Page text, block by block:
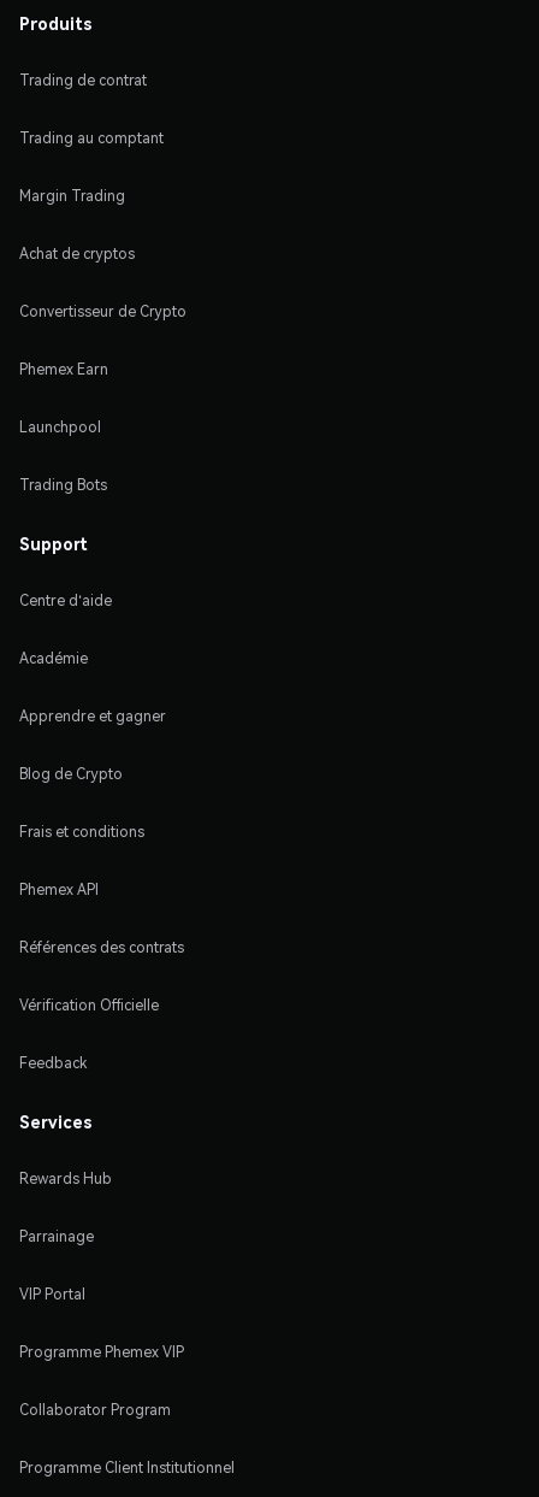
Produits
Trading de contrat
Trading au comptant
Margin Trading
Achat de cryptos
Convertisseur de Crypto
Phemex Earn
Launchpool
Trading Bots
Support
Centre d'aide
Académie
Apprendre et gagner
Blog de Crypto
Frais et conditions
Phemex API
Références des contrats
Vérification Officielle
Feedback
Services
Rewards Hub
Parrainage
VIP Portal
Programme Phemex VIP
Collaborator Program
Programme Client Institutionnel